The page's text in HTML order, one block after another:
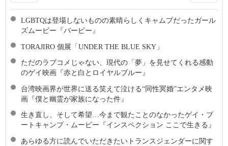
LGBTQは登場しないものの素晴らしくキャムプだったガール
ズムービー『バービー』
TORAJIRO 個展「UNDER THE BLUE SKY」
ただのラブコメじゃない、現代の「夢」を見せてくれる感動
のゲイ映画『赤と白とロイヤルブルー』
台湾映画界が世界に送る笑えて泣ける“同性冥婚”エンタメ映
画『僕と幽霊が家族になった件』
生き直し、そして希望…今まで観たことのなかったゲイ・ブ
ートキャンプ・ムービー『インスペクション ここで生きる』
あらゆる方に読んでいただきたいトランスジェンダーに関す